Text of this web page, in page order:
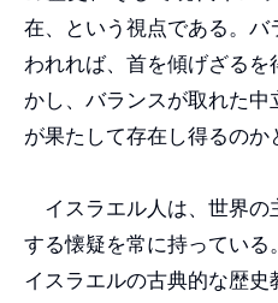
在、という視点である。
われれば、首を傾げざる
かし、バランスが取れた
が果たして存在し得るのか
イスラエル人は、世界の
する懐疑を常に持ってい
イスラエルの古典的な歴